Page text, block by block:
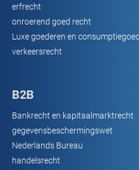
erfrecht
onroerend goed recht
Luxe goederen en
verkeersrecht
B2B
Bankrecht en kapitaalmarktrecht
gegevensbeschermingswet
Nederlands Bureau
handelsrecht